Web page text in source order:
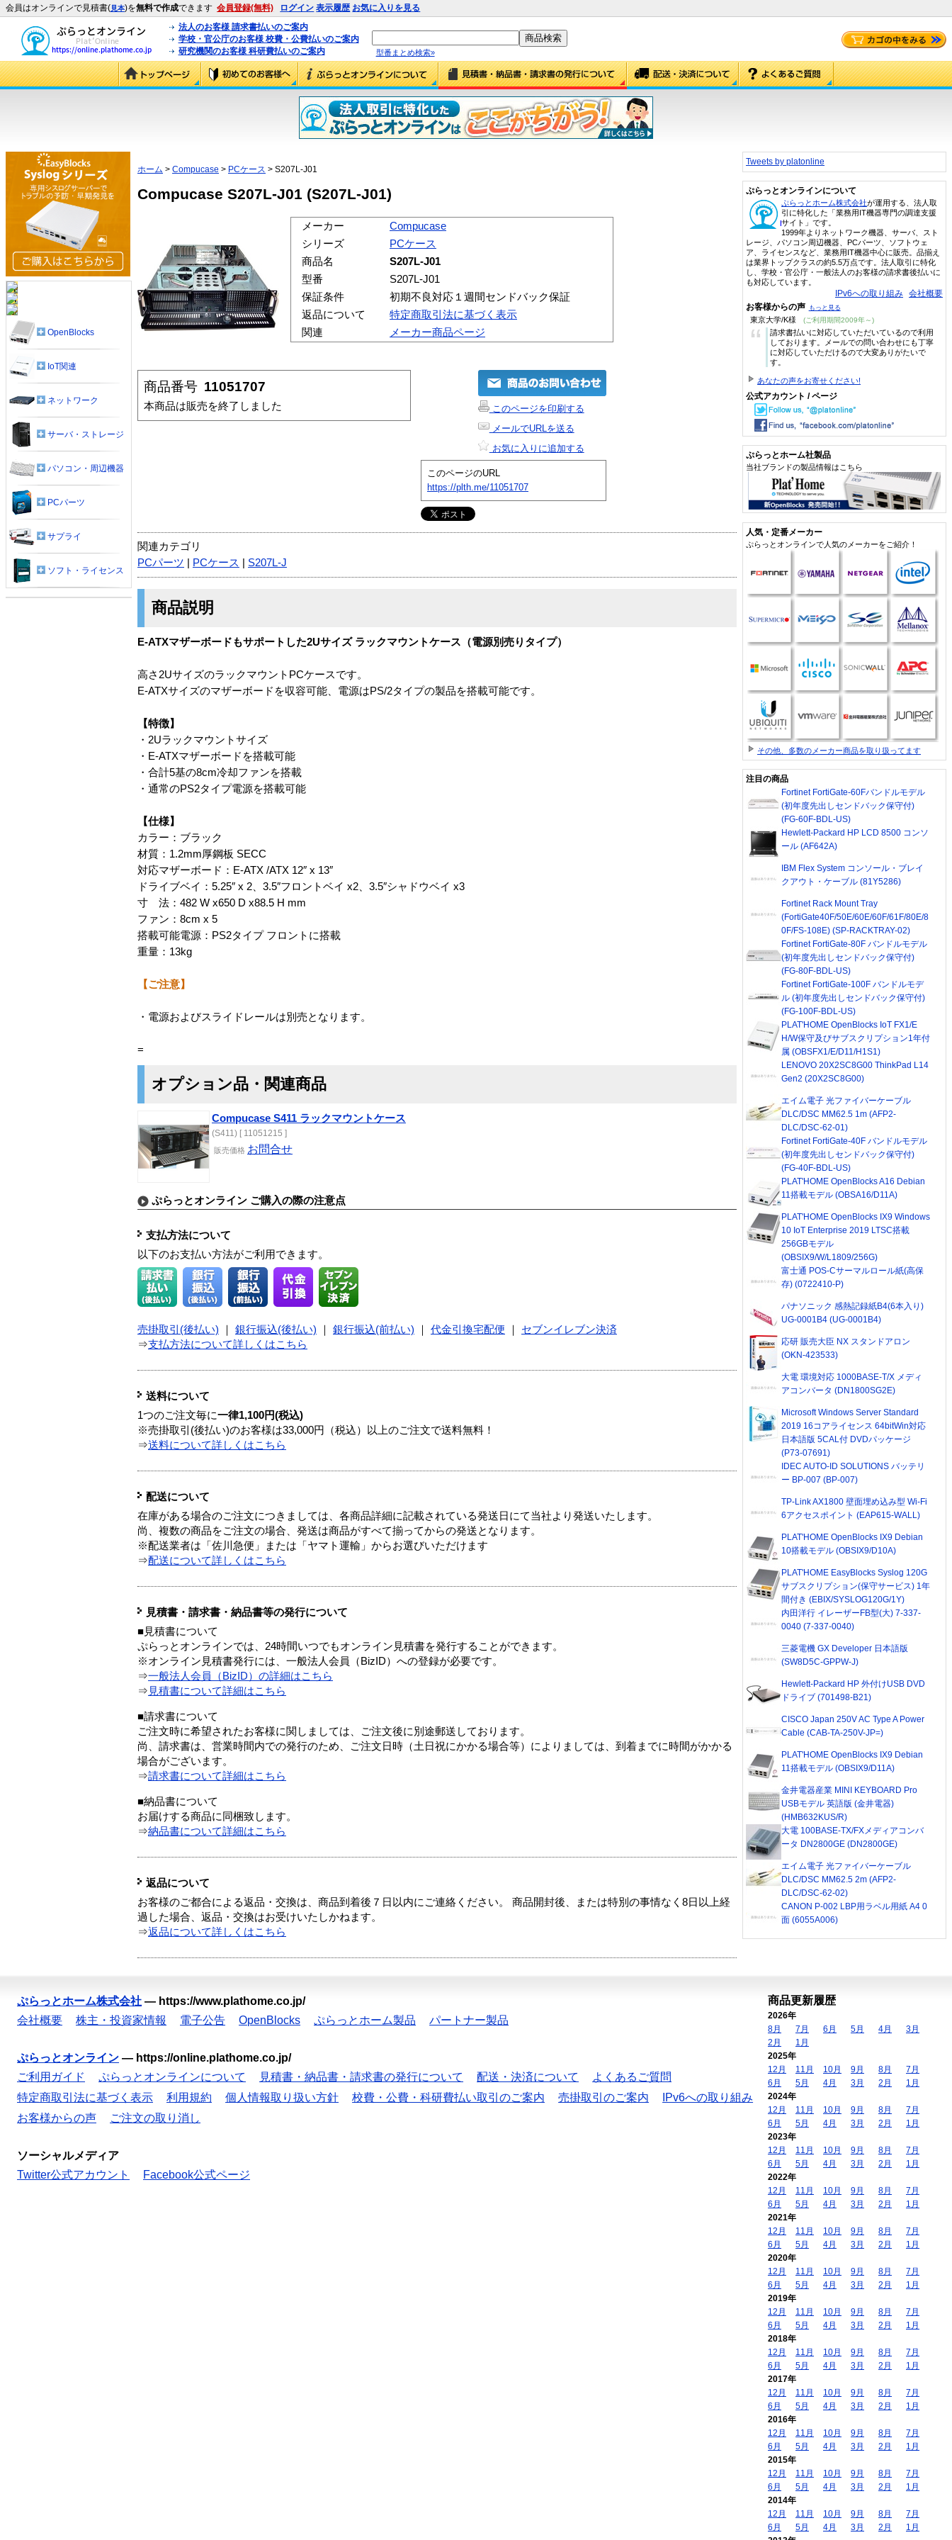
会員はオンラインで見積書(見本)を無料で作成できます 会員登録(無料) ログイン 表示履歴 お気に入りを見る
法人のお客様 請求書払いのご案内
学校・官公庁のお客様 校費・公費払いのご案内
研究機関のお客様 科研費払いのご案内
型番まとめ検索»
ホーム > Compucase > PCケース > S207L-J01
Compucase S207L-J01 (S207L-J01)
メーカー
Compucase
シリーズ
PCケース
商品名
S207L-J01
型番
S207L-J01
保証条件
初期不良対応１週間センドバック保証
返品について
特定商取引法に基づく表示
関連
メーカー商品ページ
商品番号 11051707
本商品は販売を終了しました
このページを印刷する
メールでURLを送る
お気に入りに追加する
このページのURL
https://plth.me/11051707
関連カテゴリ
PCパーツ
PCケース S207L-J
商品説明
E-ATXマザーボードもサポートした2Uサイズ ラックマウントケース（電源別売りタイプ）
高さ2UサイズのラックマウントPCケースです。
E-ATXサイズのマザーボードを収容可能、電源はPS/2タイプの製品を搭載可能です。
【特徴】
・2Uラックマウントサイズ
・E-ATXマザーボードを搭載可能
・合計5基の8cm冷却ファンを搭載
・通常のPS2タイプ電源を搭載可能
【仕様】
カラー：ブラック
材質：1.2mm厚鋼板 SECC
対応マザーボード：E-ATX /ATX 12″ x 13″
ドライブベイ：5.25″ x 2、3.5″フロントベイ x2、3.5″シャドウベイ x3
寸 法：482 W x650 D x88.5 H mm
ファン：8cm x 5
搭載可能電源：PS2タイプ フロントに搭載
重量：13kg
【ご注意】
・電源およびスライドレールは別売となります。
=
オプション品・関連商品
Compucase S411 ラックマウントケース
(S411) [ 11051215 ]
販売価格 お問合せ
ぷらっとオンライン ご購入の際の注意点
支払方法について
以下のお支払い方法がご利用できます。
売掛取引(後払い) 銀行振込(後払い) 銀行振込(前払い) 代金引換宅配便
セブンイレブン決済
⇒支払方法について詳しくはこちら
送料について
1つのご注文毎に一律1,100円(税込)
※売掛取引(後払い)のお客様は33,000円（税込）以上のご注文で送料無料！
⇒送料について詳しくはこちら
配送について
在庫がある場合のご注文につきましては、各商品詳細に記載されている発送日にて当社より発送いたします。
尚、複数の商品をご注文の場合、発送は商品がすべて揃ってからの発送となります。
※配送業者は「佐川急便」または「ヤマト運輸」からお選びいただけます
⇒配送について詳しくはこちら
見積書・請求書・納品書等の発行について
■見積書について
ぷらっとオンラインでは、24時間いつでもオンライン見積書を発行することができます。
※オンライン見積書発行には、一般法人会員（BizID）への登録が必要です。
⇒一般法人会員（BizID）の詳細はこちら
⇒ 見積書について詳細はこちら
■請求書について
ご注文時に希望されたお客様に関しましては、ご注文後に別途郵送しております。
尚、請求書は、営業時間内での発行のため、ご注文日時（土日祝にかかる場合等）によりましては、到着までに時間がかかる
場合がございます。
⇒請求書について詳細はこちら
■納品書について
お届けする商品に同梱致します。
⇒納品書について詳細はこちら
返品について
お客様のご都合による返品・交換は、商品到着後７日以内にご連絡ください。 商品開封後、または特別の事情なく8日以上経
過した場合、返品・交換はお受けいたしかねます。
⇒返品について詳しくはこちら
OpenBlocks
IoT関連
ネットワーク
サーバ・ストレージ
パソコン・周辺機器
PCパーツ
サプライ
ソフト・ライセンス
Tweets by platonline
ぷらっとオンラインについて
ぷらっとホーム株式会社が運用する、法人取
引に特化した「業務用IT機器専門の調達支援
サイト」です。
1999年よりネットワーク機器、サーバ、スト
レージ、パソコン周辺機器、PCパーツ、ソフトウェ
ア、ライセンスなど、業務用IT機器中心に販売。品揃え
は業界トップクラスの約5.5万点です。法人取引に特化
し、学校・官公庁・一般法人のお客様の請求書後払いに
も対応しています。
IPv6への取り組み 会社概要
お客様からの声 もっと見る
東京大学/K様 (ご利用期間2009年～)
“
請求書払いに対応していただいているので利用
しております。メールでの問い合わせにも丁寧
に対応していただけるので大変ありがたいで
す。
あなたの声をお寄せください!
公式アカウント / ページ
ぷらっとホーム社製品
当社ブランドの製品情報はこちら
人気・定番メーカー
ぷらっとオンラインで人気のメーカーをご紹介！
その他、多数のメーカー商品を取り扱ってます
注目の商品
Fortinet FortiGate-60Fバンドルモデル
(初年度先出しセンドバック保守付)
(FG-60F-BDL-US)
Hewlett-Packard HP LCD 8500 コンソ
ール (AF642A)
IBM Flex System コンソール・ブレイ
クアウト・ケーブル (81Y5286)
Fortinet Rack Mount Tray
(FortiGate40F/50E/60E/60F/61F/80E/8
0F/FS-108E) (SP-RACKTRAY-02)
Fortinet FortiGate-80F バンドルモデル
(初年度先出しセンドバック保守付)
(FG-80F-BDL-US)
Fortinet FortiGate-100F バンドルモデ
ル (初年度先出しセンドバック保守付)
(FG-100F-BDL-US)
PLAT'HOME OpenBlocks IoT FX1/E
H/W保守及びサブスクリプション1年付
属 (OBSFX1/E/D11/H1S1)
LENOVO 20X2SC8G00 ThinkPad L14
Gen2 (20X2SC8G00)
エイム電子 光ファイバーケーブル
DLC/DSC MM62.5 1m (AFP2-
DLC/DSC-62-01)
Fortinet FortiGate-40F バンドルモデル
(初年度先出しセンドバック保守付)
(FG-40F-BDL-US)
PLAT'HOME OpenBlocks A16 Debian
11搭載モデル (OBSA16/D11A)
PLAT'HOME OpenBlocks IX9 Windows
10 IoT Enterprise 2019 LTSC搭載
256GBモデル
(OBSIX9/W/L1809/256G)
富士通 POS-Cサーマルロール紙(高保
存) (0722410-P)
パナソニック 感熱記録紙B4(6本入り)
UG-0001B4 (UG-0001B4)
応研 販売大臣 NX スタンドアロン
(OKN-423533)
大電 環境対応 1000BASE-T/X メディ
アコンバータ (DN1800SG2E)
Microsoft Windows Server Standard
2019 16コアライセンス 64bitWin対応
日本語版 5CAL付 DVDパッケージ
(P73-07691)
IDEC AUTO-ID SOLUTIONS バッテリ
ー BP-007 (BP-007)
TP-Link AX1800 壁面埋め込み型 Wi-Fi
6アクセスポイント (EAP615-WALL)
PLAT'HOME OpenBlocks IX9 Debian
10搭載モデル (OBSIX9/D10A)
PLAT'HOME EasyBlocks Syslog 120G
サブスクリプション(保守サービス) 1年
間付き (EBIX/SYSLOG120G/1Y)
内田洋行 イレーザーFB型(大) 7-337-
0040 (7-337-0040)
三菱電機 GX Developer 日本語版
(SW8D5C-GPPW-J)
Hewlett-Packard HP 外付けUSB DVD
ドライブ (701498-B21)
CISCO Japan 250V AC Type A Power
Cable (CAB-TA-250V-JP=)
PLAT'HOME OpenBlocks IX9 Debian
11搭載モデル (OBSIX9/D11A)
金井電器産業 MINI KEYBOARD Pro
USBモデル 英語版 (金井電器)
(HMB632KUS/R)
大電 100BASE-TX/FXメディアコンバ
ータ DN2800GE (DN2800GE)
エイム電子 光ファイバーケーブル
DLC/DSC MM62.5 2m (AFP2-
DLC/DSC-62-02)
CANON P-002 LBP用ラベル用紙 A4 0
面 (6055A006)
ぷらっとホーム株式会社 — https://www.plathome.co.jp/
会社概要
株主・投資家情報 電子公告 OpenBlocks ぷらっとホーム製品 パートナー製品
ぷらっとオンライン — https://online.plathome.co.jp/
ご利用ガイド
ぷらっとオンラインについて 見積書・納品書・請求書の発行について 配送・決済について
よくあるご質問
特定商取引法に基づく表示
利用規約 個人情報取り扱い方針 校費・公費・科研費払い取引のご案内 売掛取引のご案内
IPv6への取り組み
お客様からの声
ご注文の取り消し
ソーシャルメディア
Twitter公式アカウント
Facebook公式ページ
商品更新履歴
2026年
8月
7月 6月 5月 4月
3月
2月
1月
2025年
12月
11月 10月 9月 8月
7月
6月
5月 4月 3月 2月
1月
2024年
12月
11月 10月 9月 8月
7月
6月
5月 4月 3月 2月
1月
2023年
12月
11月 10月 9月 8月
7月
6月
5月 4月 3月 2月
1月
2022年
12月
11月 10月 9月 8月
7月
6月
5月 4月 3月 2月
1月
2021年
12月
11月 10月 9月 8月
7月
6月
5月 4月 3月 2月
1月
2020年
12月
11月 10月 9月 8月
7月
6月
5月 4月 3月 2月
1月
2019年
12月
11月 10月 9月 8月
7月
6月
5月 4月 3月 2月
1月
2018年
12月
11月 10月 9月 8月
7月
6月
5月 4月 3月 2月
1月
2017年
12月
11月 10月 9月 8月
7月
6月
5月 4月 3月 2月
1月
2016年
12月
11月 10月 9月 8月
7月
6月
5月 4月 3月 2月
1月
2015年
12月
11月 10月 9月 8月
7月
6月
5月 4月 3月 2月
1月
2014年
12月
11月 10月 9月 8月
7月
6月
5月 4月 3月 2月
1月